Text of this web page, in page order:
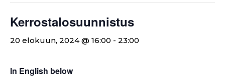
Kerrostalosuunnistus
20 elokuun, 2024 @ 16:00 - 23:00
In English below